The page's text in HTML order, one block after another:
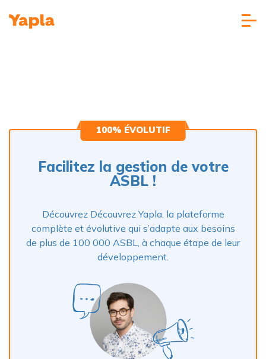
100% ÉVOLUTIF
Facilitez la gestion de votre
ASBL !
Découvrez Découvrez Yapla, la plateforme
complète et évolutive qui s’adapte aux besoins
de plus de 100 000 ASBL, à chaque étape de leur
développement.